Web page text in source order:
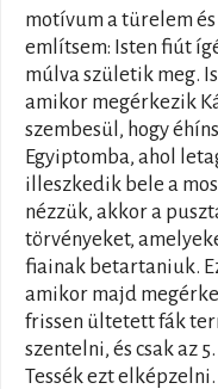
motívum a türelem
említsem: Isten fiút
múlva születik meg.
amikor megérkezik
szembesül, hogy
Egyiptomba, ahol
illeszkedik bele a
nézzük, akkor a
törvényeket,
fiainak betartaniuk.
amikor majd
frissen ültetett fák
szentelni, és csak az
Tessék ezt